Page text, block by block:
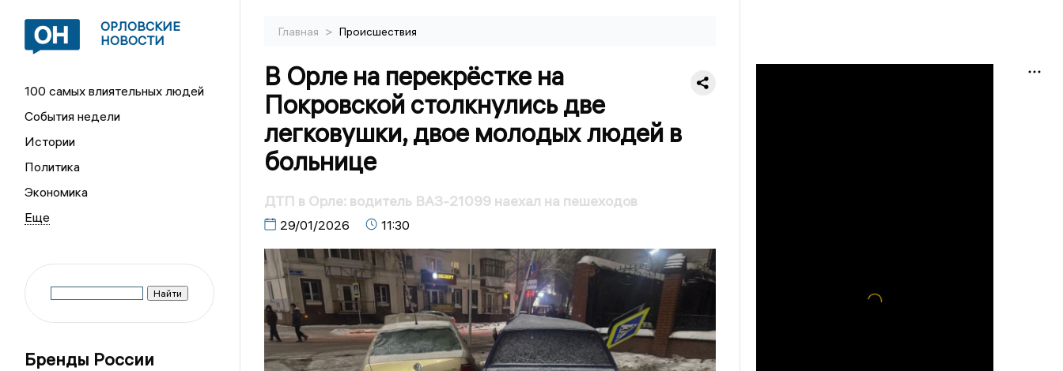
ОРЛОВСКИЕ
НОВОСТИ
100 самых влиятельных людей
События недели
Истории
Политика
Экономика
Бренды России
Главная > Происшествия
В Орле на перекрёстке на
Покровской столкнулись две
легковушки, двое молодых людей в
больнице
ДТП в Орле: водитель ВАЗ-21099 наехал на пешеходов
29/01/2026 11:30